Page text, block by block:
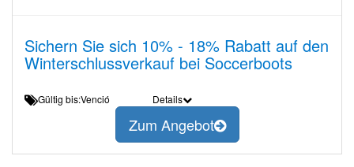
Sichern Sie sich 10% - 18% Rabatt auf den
Winterschlussverkauf bei Soccerboots
Gültig bis:Venció Details
Zum Angebot